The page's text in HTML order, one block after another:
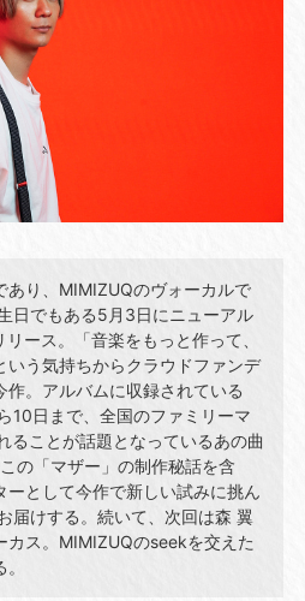
あり、MIMIZUQのヴォーカルで
日でもある5月3日にニューアル
ース。「音楽をもっと作って、
いう気持ちからクラウドファンデ
作。アルバムに収録されている
10日まで、全国のファミリーマ
ることが話題となっているあの曲
の「マザー」の制作秘話を含
として今作で新しい試みに挑ん
届けする。続いて、次回は森 翼
カス。MIMIZUQのseekを交えた